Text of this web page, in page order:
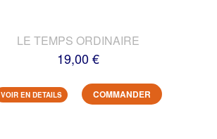
LE TEMPS ORDINAIRE
19,00 €
VOIR EN DETAILS COMMANDER